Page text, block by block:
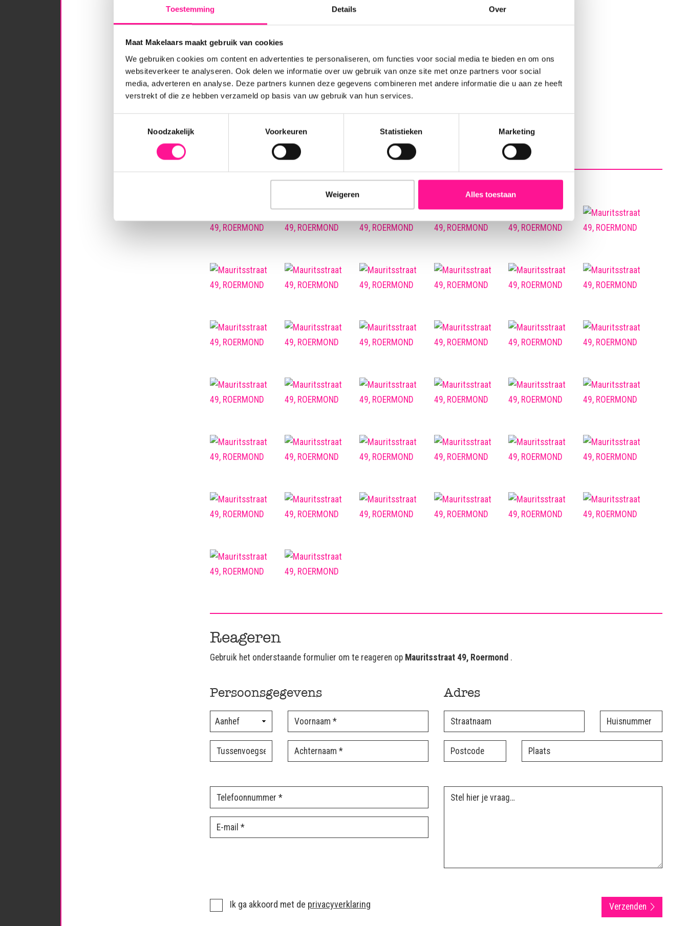
Toestemming Details Over
Maat Makelaars maakt gebruik van cookies
We gebruiken cookies om content en advertenties te personaliseren, om functies voor social media te bieden en om ons
websiteverkeer te analyseren. Ook delen we informatie over uw gebruik van onze site met onze partners voor social
media, adverteren en analyse. Deze partners kunnen deze gegevens combineren met andere informatie die u aan ze heeft
verstrekt of die ze hebben verzameld op basis van uw gebruik van hun services.
Noodzakelijk
Voorkeuren Statistieken Marketing
Weigeren Alles toestaan
- Veel extra bergruimte in de woning;
- Drie fijne slaapkamers;
- Gezellige stadstuin.
Inhoud: 377m³.
Woonoppervlakte:98 m²
Interne bergruimte:
Perceeloppervlakte:100 m²
in overleg.
Reageren
Gebruik het onderstaande formulier om te reageren op Mauritsstraat 49, Roermond .
Persoonsgegevens Adres
Ik ga akkoord met de privacyverklaring Verzenden